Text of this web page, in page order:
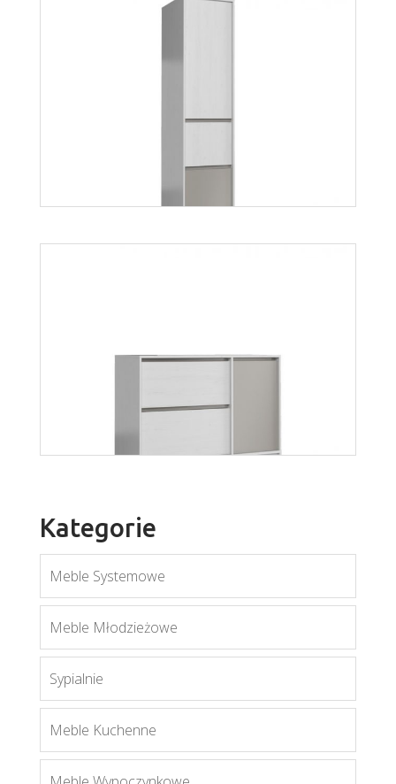
Mobi MO4
Więcej
Kategorie
Meble Systemowe
Meble Młodzieżowe
Sypialnie
Meble Kuchenne